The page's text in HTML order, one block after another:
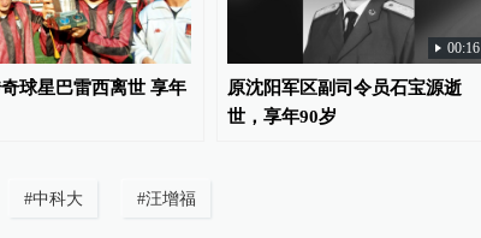
球星巴雷西离世 享年
00:16
原沈阳军区副司令员石宝源逝
世，享年90岁
#中科大 #汪增福